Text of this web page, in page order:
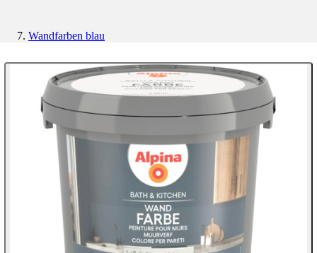
Wandfarben blau